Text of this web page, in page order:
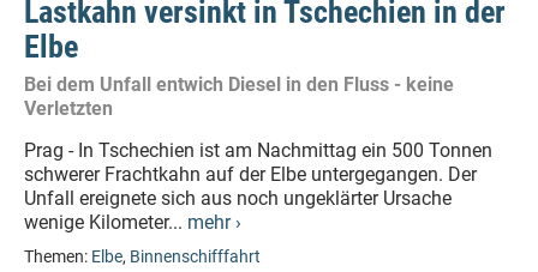
Lastkahn versinkt in Tschechien in der
Elbe
Bei dem Unfall entwich Diesel in den Fluss - keine
Verletzten
Prag - In Tschechien ist am Nachmittag ein 500 Tonnen
schwerer Frachtkahn auf der Elbe untergegangen. Der
Unfall ereignete sich aus noch ungeklärter Ursache
wenige Kilometer... mehr ›
Themen: Elbe, Binnenschifffahrt